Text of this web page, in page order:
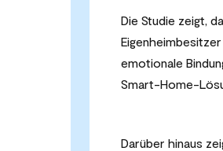
Die Studie zeigt,
emotionale
Smart-Home-
Darüber hinaus